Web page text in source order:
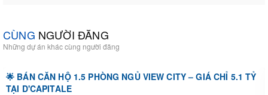
CÙNG NGƯỜI ĐĂNG
Những dự án khác cùng người đăng
🌟 BÁN CĂN HỘ 1.5 PHÒNG NGỦ VIEW CITY – GIÁ CHỈ 5.1 TỶ
TẠI D'CAPITALE